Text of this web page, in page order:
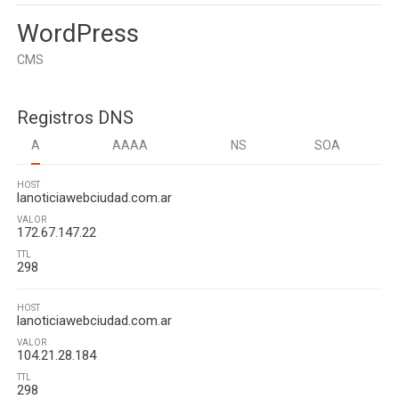
WordPress
CMS
Registros DNS
A AAAA NS SOA
HOST
lanoticiawebciudad.com.ar
VALOR
172.67.147.22
TTL
298
HOST
lanoticiawebciudad.com.ar
VALOR
104.21.28.184
TTL
298